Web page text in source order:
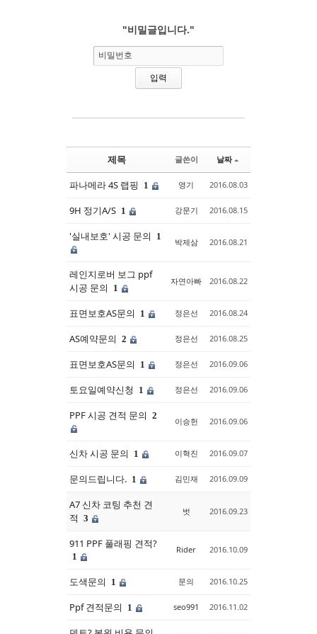
"비밀글입니다."
비밀번호
제목 글쓴이 날짜
파나메라 4S 랩핑 1 영기 2016.08.03
9H 정기A/S 1 강문기 2016.08.15
'실내보호' 시공 문의 1
박제삼 2016.08.21
레인지로버 보그 ppf
시공 문의
1
자연아빠 2016.08.22
표면보호AS문의 1 정은선 2016.08.24
AS예약문의 2 정은선 2016.08.25
표면보호AS문의 1 정은선 2016.09.06
토요일예약신청 1 정은선 2016.09.06
PPF 시공 견적 문의 2
이승헌 2016.09.06
신차 시공 문의 1 이혁진 2016.09.07
문의드립니다. 1 김민재 2016.09.09
A7 신차 코팅 추천 견
적 3
벗 2016.09.23
911 PPF 풀래핑 견적?
1
Rider 2016.10.09
도색문의 1 문의 2016.10.25
Ppf 견적문의 1 seo991 2016.11.02
Sketchbook5, 스케치북5
Sketchbook5, 스케치북5